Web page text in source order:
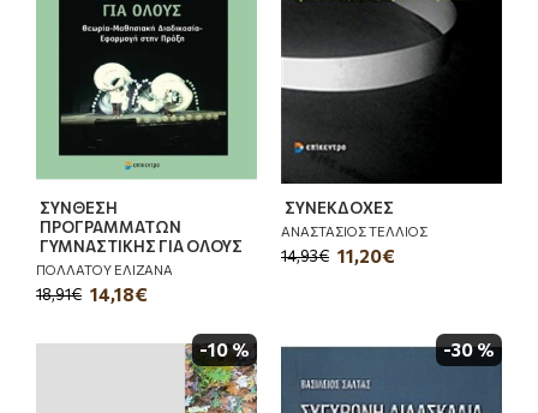
ΣΥΝΘΕΣΗ
ΠΡΟΓΡΑΜΜΑΤΩΝ
ΓΥΜΝΑΣΤΙΚΗΣ ΓΙΑ ΟΛΟΥΣ
ΠΟΛΛΑΤΟΥ ΕΛΙΖΑΝΑ
14,18€
18,91€
ΣΥΝΕΚΔΟΧΕΣ
ΑΝΑΣΤΑΣΙΟΣ ΤΕΛΛΙΟΣ
11,20€
14,93€
-10 % -30 %